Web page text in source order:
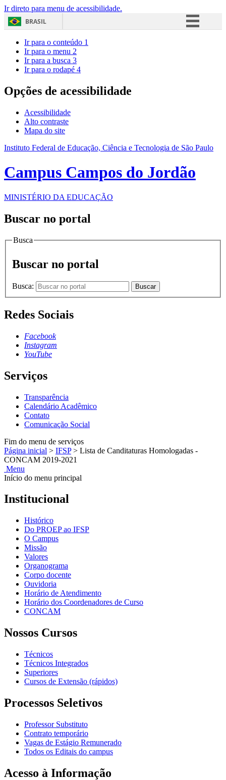
Ir direto para menu de acessibilidade.
BRASIL
Acesso à informação
Ir para o conteúdo 1
Ir para o menu 2
Ir para a busca 3
Ir para o rodapé 4
Opções de acessibilidade
Acessibilidade
Alto contraste
Mapa do site
Instituto Federal de Educação, Ciência e Tecnologia de São Paulo
Campus Campos do Jordão
MINISTÉRIO DA EDUCAÇÃO
Buscar no portal
Busca
Buscar no portal
Busca: Buscar
Redes Sociais
Facebook
Instagram
YouTube
Serviços
Transparência
Calendário Acadêmico
Contato
Comunicação Social
Fim do menu de serviços
Página inicial > IFSP > Lista de Canditaturas Homologadas -
CONCAM 2019-2021
Menu
Início do menu principal
Institucional
Histórico
Do PROEP ao IFSP
O Campus
Missão
Valores
Organograma
Corpo docente
Ouvidoria
Horário de Atendimento
Horário dos Coordenadores de Curso
CONCAM
Nossos Cursos
Técnicos
Técnicos Integrados
Superiores
Cursos de Extensão (rápidos)
Processos Seletivos
Professor Substituto
Contrato temporário
Vagas de Estágio Remunerado
Todos os Editais do campus
Acesso à Informação